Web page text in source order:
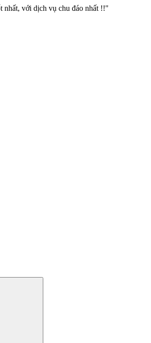
nhất, với dịch vụ chu đáo nhất !!"